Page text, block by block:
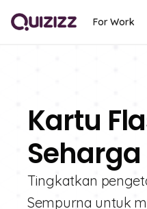
For Work
Kartu
Tingkatkan
Sempurna untuk